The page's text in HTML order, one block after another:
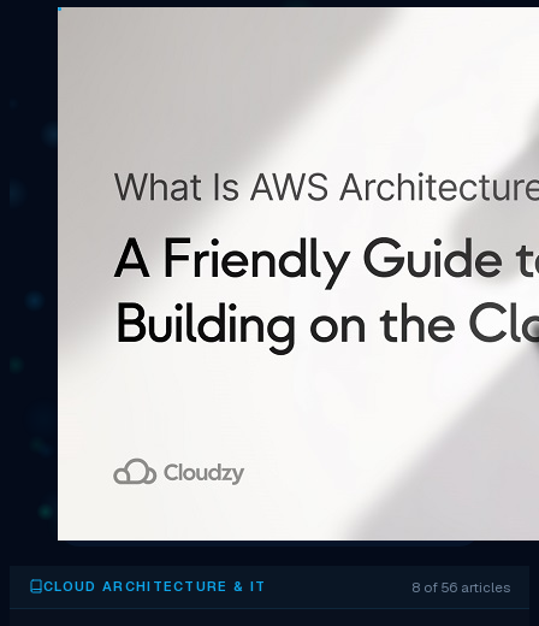
CLOUD ARCHITECTURE & IT 8 of 56 articles